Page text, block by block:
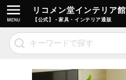
リコメン堂インテリア館
【公式】 - 家具・インテリア通販